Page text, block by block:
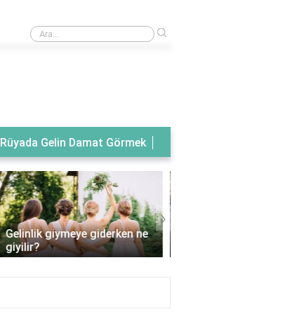
Rüyada tanıdık birinin gelinlik giydiğini görmek
Rüyada Gelin Damat Görmek
Kilolu insanlar nasıl gelinlik
giymeli?
›